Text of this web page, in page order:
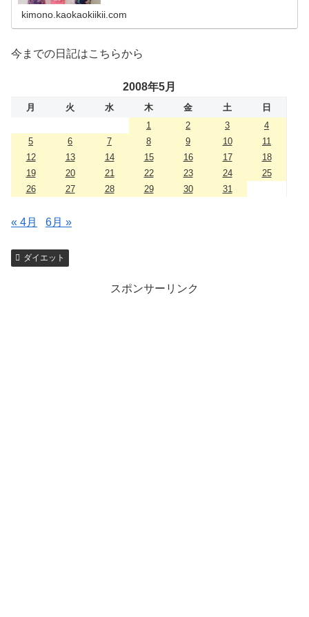
kimono.kaokaokiikii.com
今までの日記はこちらから
2008年5月
月 火 水 木 金 土
日
1
2 3
4
5
6 7 8 9 10
11
12
13 14 15 16 17
18
19
20 21 22 23 24
25
26
27 28 29 30 31
« 4月 6月 »
ダイエット
スポンサーリンク